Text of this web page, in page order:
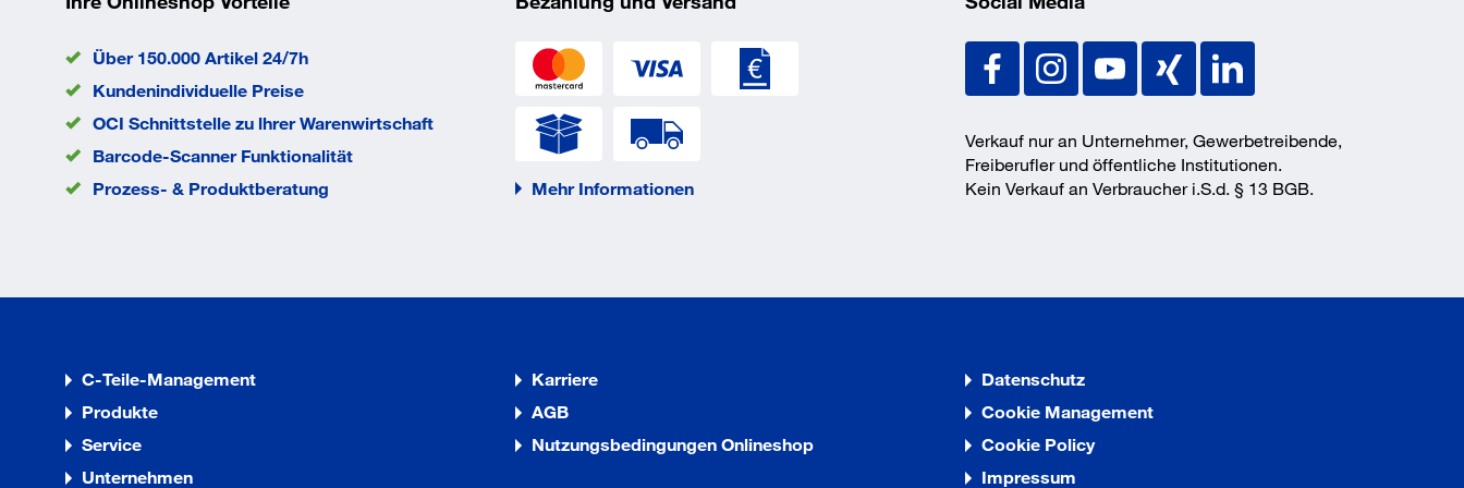
Breite: 5 mm
Sortiment: Zubehör
Segmenthöhe7 mm
Ø
180 mm
Über 150.000 Artikel 24/7h
Kundenindividuelle Preise
OCI Schnittstelle zu lhrer Warenwirtschaft
Barcode-Scanner Funktionalität
Prozess- & Produktberatung
Mehr Informationen
Verkauf nur an Unternehmer, Gewerbetreibende,
Freiberufler und öffentliche Institutionen.
Kein Verkauf an Verbraucher i.S.d. § 13 BGB.
C-Teile-Management
Produkte
Service
Unternehmen
Karriere
AGB
Nutzungsbedingungen Onlineshop
Datenschutz
Cookie Management
Cookie Policy
Impressum